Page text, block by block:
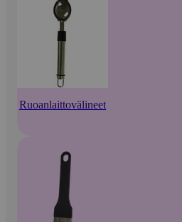
Ruoanlaittovälineet